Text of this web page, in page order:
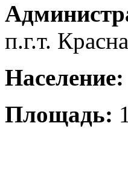
п.г.т.
Население:
Площадь: